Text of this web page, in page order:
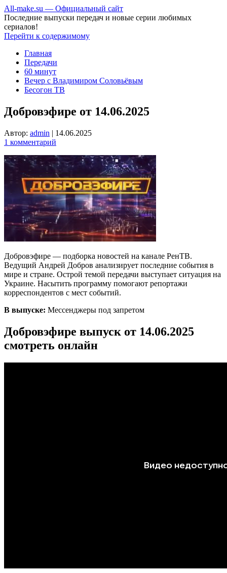
All-make.su — Официальный сайт
Последние выпуски передач и новые серии любимых
сериалов!
Перейти к содержимому
Главная
Передачи
60 минут
Вечер с Владимиром Соловьёвым
Бесогон ТВ
Добровэфире от 14.06.2025
Автор: admin | 14.06.2025
1 комментарий
Добровэфире — подборка новостей на канале РенТВ.
Ведущий Андрей Добров анализирует последние события в
мире и стране. Острой темой передачи выступает ситуация на
Украине. Насытить программу помогают репортажи
корреспондентов с мест событий.
В выпуске: Мессенджеры под запретом
Добровэфире выпуск от 14.06.2025
смотреть онлайн